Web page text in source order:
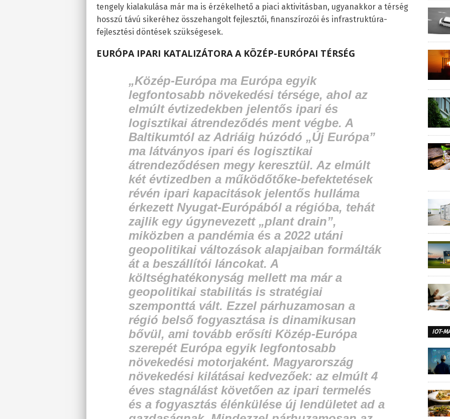
tengely kialakulása már ma is érzékelhető a piaci aktivitásban, ugyanakkor a térség
hosszú távú sikeréhez összehangolt fejlesztői, finanszírozói és infrastruktúra-
fejlesztési döntések szükségesek.
EURÓPA IPARI KATALIZÁTORA A KÖZÉP-EURÓPAI TÉRSÉG
„Közép-Európa ma Európa egyik
legfontosabb növekedési térsége, ahol az
elmúlt évtizedekben jelentős ipari és
logisztikai átrendeződés ment végbe. A
Baltikumtól az Adriáig húzódó „Új Európa”
ma látványos ipari és logisztikai
átrendeződésen megy keresztül. Az elmúlt
két évtizedben a működőtőke-befektetések
révén ipari kapacitások jelentős hulláma
érkezett Nyugat-Európából a régióba, tehát
zajlik egy úgynevezett „plant drain”,
miközben a pandémia és a 2022 utáni
geopolitikai változások alapjaiban formálták
át a beszállítói láncokat. A
költséghatékonyság mellett ma már a
geopolitikai stabilitás is stratégiai
szemponttá vált. Ezzel párhuzamosan a
régió belső fogyasztása is dinamikusan
bővül, ami tovább erősíti Közép-Európa
szerepét Európa egyik legfontosabb
növekedési motorjaként. Magyarország
növekedési kilátásai kedvezőek: az elmúlt 4
éves stagnálást követően az ipari termelés
és a fogyasztás élénkülése új lendületet ad a
IOT-